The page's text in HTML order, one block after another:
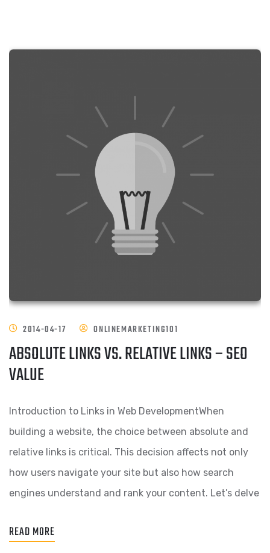
2014-04-17 ONLINEMARKETING101
ABSOLUTE LINKS VS. RELATIVE LINKS – SEO
VALUE
Introduction to Links in Web DevelopmentWhen
building a website, the choice between absolute and
relative links is critical. This decision affects not only
how users navigate your site but also how search
engines understand and rank your content. Let’s delve
READ MORE